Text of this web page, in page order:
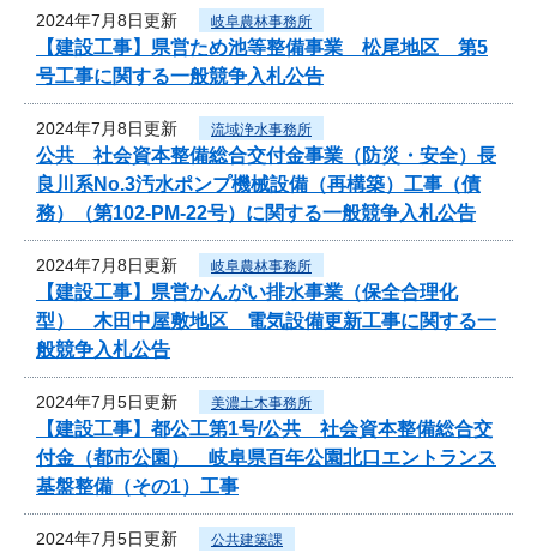
2024年7月8日更新 岐阜農林事務所
【建設工事】県営ため池等整備事業 松尾地区 第5
号工事に関する一般競争入札公告
2024年7月8日更新 流域浄水事務所
公共 社会資本整備総合交付金事業（防災・安全）長
良川系No.3汚水ポンプ機械設備（再構築）工事（債
務）（第102-PM-22号）に関する一般競争入札公告
2024年7月8日更新 岐阜農林事務所
【建設工事】県営かんがい排水事業（保全合理化
型） 木田中屋敷地区 電気設備更新工事に関する一
般競争入札公告
2024年7月5日更新 美濃土木事務所
【建設工事】都公工第1号/公共 社会資本整備総合交
付金（都市公園） 岐阜県百年公園北口エントランス
基盤整備（その1）工事
2024年7月5日更新 公共建築課